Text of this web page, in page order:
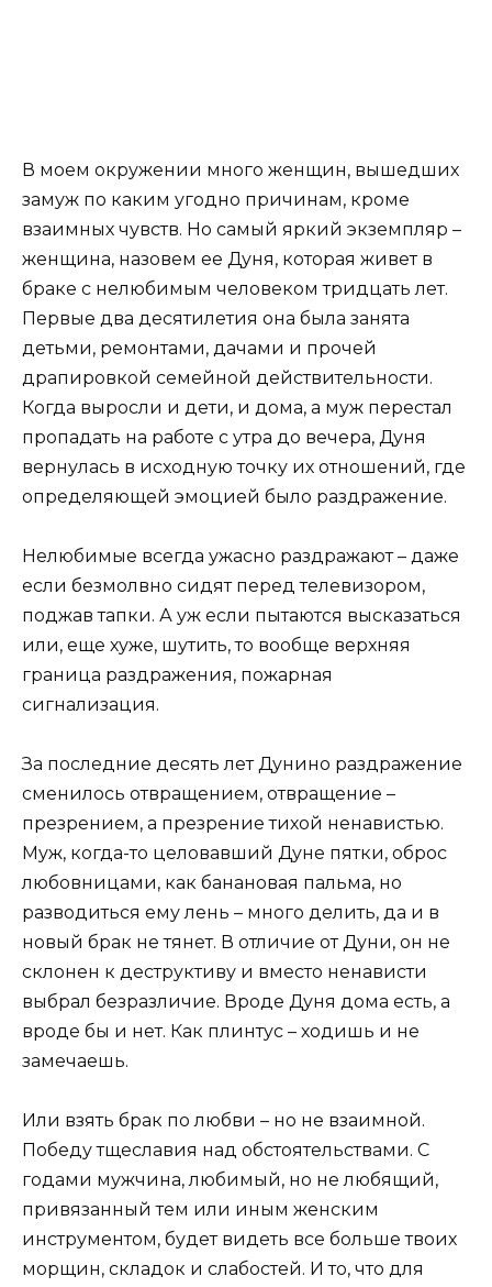
В моем окружении много женщин, вышедших
замуж по каким угодно причинам, кроме
взаимных чувств. Но самый яркий экземпляр –
женщина, назовем ее Дуня, которая живет в
браке с нелюбимым человеком тридцать лет.
Первые два десятилетия она была занята
детьми, ремонтами, дачами и прочей
драпировкой семейной действительности.
Когда выросли и дети, и дома, а муж перестал
пропадать на работе с утра до вечера, Дуня
вернулась в исходную точку их отношений, где
определяющей эмоцией было раздражение.
Нелюбимые всегда ужасно раздражают – даже
если безмолвно сидят перед телевизором,
поджав тапки. А уж если пытаются высказаться
или, еще хуже, шутить, то вообще верхняя
граница раздражения, пожарная
сигнализация.
За последние десять лет Дунино раздражение
сменилось отвращением, отвращение –
презрением, а презрение тихой ненавистью.
Муж, когда-то целовавший Дуне пятки, оброс
любовницами, как банановая пальма, но
разводиться ему лень – много делить, да и в
новый брак не тянет. В отличие от Дуни, он не
склонен к деструктиву и вместо ненависти
выбрал безразличие. Вроде Дуня дома есть, а
вроде бы и нет. Как плинтус – ходишь и не
замечаешь.
Или взять брак по любви – но не взаимной.
Победу тщеславия над обстоятельствами. С
годами мужчина, любимый, но не любящий,
привязанный тем или иным женским
инструментом, будет видеть все больше твоих
морщин, складок и слабостей. И то, что для